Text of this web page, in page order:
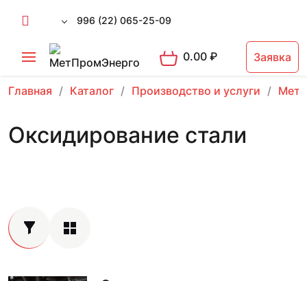
996 (22) 065-25-09
0.00₽ Заявка
Главная Каталог Производство и услуги
Оксидирование стали